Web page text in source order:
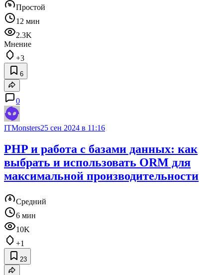
Простой
12 мин
2.3K
Мнение
+3
6
0
ITMonsters25 сен 2024 в 11:16
PHP и работа с базами данных: как
выбрать и использовать ORM для
максимальной производительности
Средний
6 мин
10K
+1
23